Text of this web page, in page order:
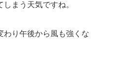
まう天気ですね。
わり午後から風も強くな